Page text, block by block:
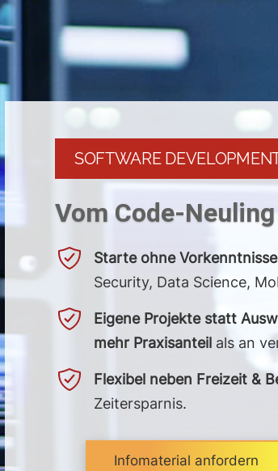
SOFTWARE
Vom Code-
Starte ohne
Security, Data Science,
Eigene Projekte statt
mehr Praxisanteil als an
Flexibel neben Freizeit &
Zeitersparnis.
Infomaterial anfordern